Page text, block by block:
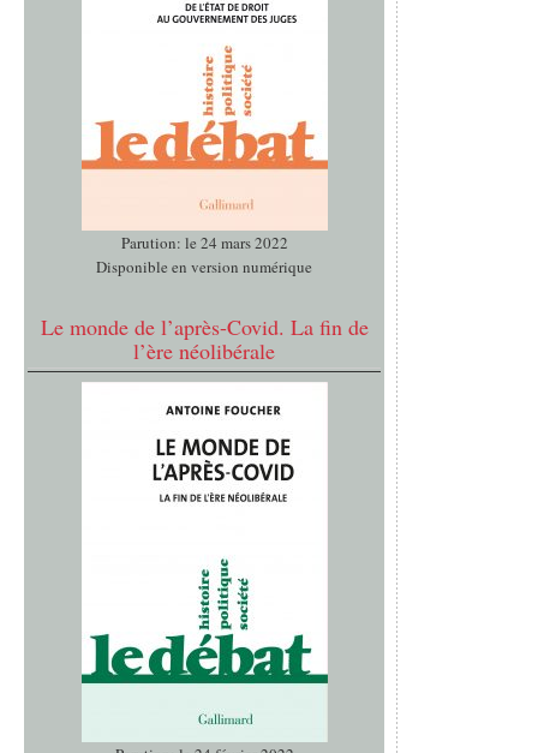
Parution: le 24 mars 2022
Disponible en version numérique
Le monde de l’après-Covid. La fin de
l’ère néolibérale